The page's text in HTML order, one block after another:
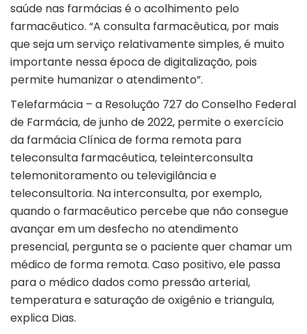
saúde nas farmácias é o acolhimento pelo
farmacêutico. “A consulta farmacêutica, por mais
que seja um serviço relativamente simples, é muito
importante nessa época de digitalização, pois
permite humanizar o atendimento”.
Telefarmácia – a Resolução 727 do Conselho Federal
de Farmácia, de junho de 2022, permite o exercício
da farmácia Clínica de forma remota para
teleconsulta farmacêutica, teleinterconsulta
telemonitoramento ou televigilância e
teleconsultoria. Na interconsulta, por exemplo,
quando o farmacêutico percebe que não consegue
avançar em um desfecho no atendimento
presencial, pergunta se o paciente quer chamar um
médico de forma remota. Caso positivo, ele passa
para o médico dados como pressão arterial,
temperatura e saturação de oxigênio e triangula,
explica Dias.